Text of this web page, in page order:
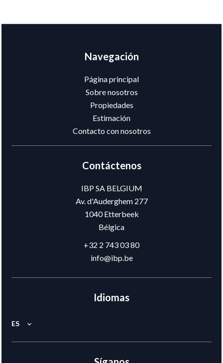
Navegación
Página principal
Sobre nosotros
Propiedades
Estimación
Contacto con nosotros
Contáctenos
IBP SA BELGIUM
Av. d'Auderghem 277
1040Etterbeek
Bélgica
+32 2 743 03 80
info@ibp.be
Idiomas
ES